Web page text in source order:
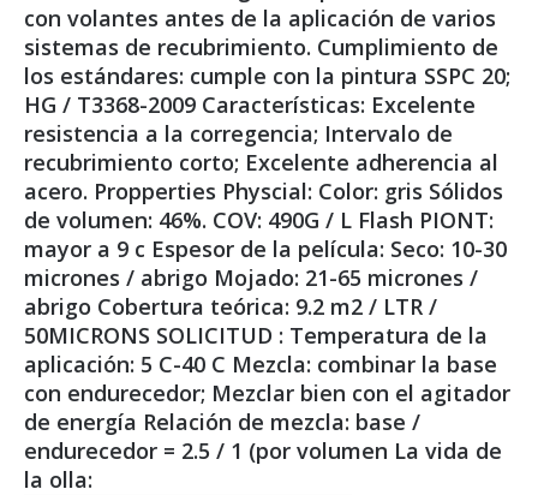
con volantes antes de la aplicación de varios
sistemas de recubrimiento. Cumplimiento de
los estándares: cumple con la pintura SSPC 20;
HG / T3368-2009 Características: Excelente
resistencia a la corregencia; Intervalo de
recubrimiento corto; Excelente adherencia al
acero. Propperties Physcial: Color: gris Sólidos
de volumen: 46%. COV: 490G / L Flash PIONT:
mayor a 9 c Espesor de la película: Seco: 10-30
micrones / abrigo Mojado: 21-65 micrones /
abrigo Cobertura teórica: 9.2 m2 / LTR /
50MICRONS SOLICITUD : Temperatura de la
aplicación: 5 C-40 C Mezcla: combinar la base
con endurecedor; Mezclar bien con el agitador
de energía Relación de mezcla: base /
endurecedor = 2.5 / 1 (por volumen La vida de
la olla: